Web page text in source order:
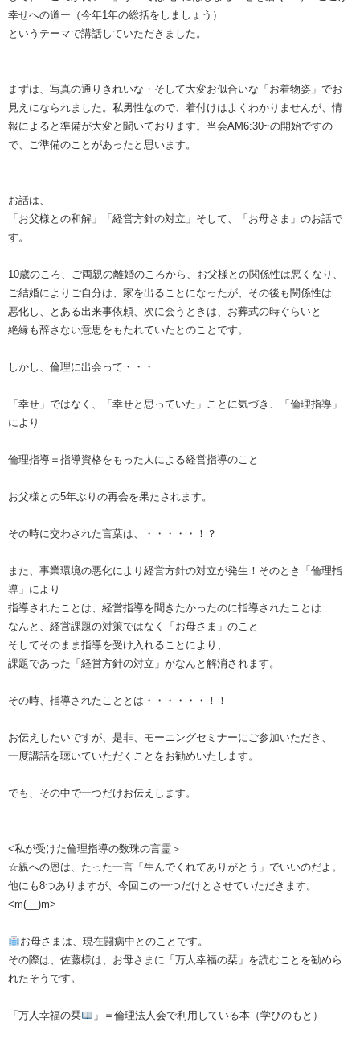
幸せへの道ー（今年1年の総括をしましょう）
というテーマで講話していただきました。
まずは、写真の通りきれいな・そして大変お似合いな「お着物姿」でお
見えになられました。私男性なので、着付けはよくわかりませんが、情
報によると準備が大変と聞いております。当会AM6:30~の開始ですの
で、ご準備のことがあったと思います。
お話は、
「お父様との和解」「経営方針の対立」そして、「お母さま」のお話で
す。
10歳のころ、ご両親の離婚のころから、お父様との関係性は悪くなり、
ご結婚によりご自分は、家を出ることになったが、その後も関係性は
悪化し、とある出来事依頼、次に会うときは、お葬式の時ぐらいと
絶縁も辞さない意思をもたれていたとのことです。
しかし、倫理に出会って・・・
「幸せ」ではなく、「幸せと思っていた」ことに気づき、「倫理指導」
により
倫理指導＝指導資格をもった人による経営指導のこと
お父様との5年ぶりの再会を果たされます。
その時に交わされた言葉は、・・・・・！？
また、事業環境の悪化により経営方針の対立が発生！そのとき「倫理指
導」により
指導されたことは、経営指導を聞きたかったのに指導されたことは
なんと、経営課題の対策ではなく「お母さま」のこと
そしてそのまま指導を受け入れることにより、
課題であった「経営方針の対立」がなんと解消されます。
その時、指導されたこととは・・・・・・！！
お伝えしたいですが、是非、モーニングセミナーにご参加いただき、
一度講話を聴いていただくことをお勧めいたします。
でも、その中で一つだけお伝えします。
<私が受けた倫理指導の数珠の言霊＞
☆親への恩は、たった一言「生んでくれてありがとう」でいいのだよ。
他にも8つありますが、今回この一つだけとさせていただきます。
<m(__)m>
お母さまは、現在闘病中とのことです。
その際は、佐藤様は、お母さまに「万人幸福の栞」を読むことを勧めら
れたそうです。
「万人幸福の栞 」＝倫理法人会で利用している本（学びのもと）